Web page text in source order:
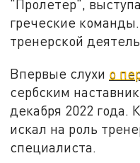
"Пролетер",
греческие
тренерской
Впервые слухи о
сербским
декабря 2022 года.
искал на роль
специалиста.